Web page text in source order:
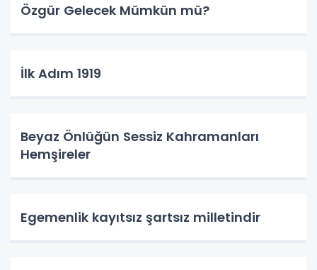
Özgür Gelecek Mümkün mü?
İlk Adım 1919
Beyaz Önlüğün Sessiz Kahramanları
Hemşireler
Egemenlik kayıtsız şartsız milletindir